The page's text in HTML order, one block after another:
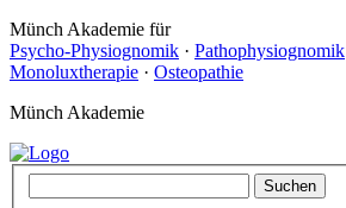
Münch Akademie für
Psycho-Physiognomik · Pathophysiognomik
Monoluxtherapie · Osteopathie
Münch Akademie